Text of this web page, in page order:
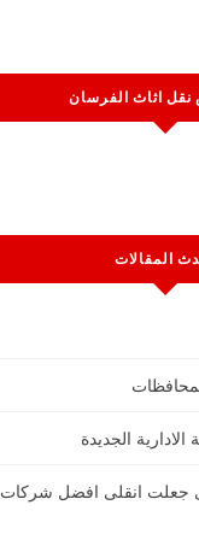
اثاث الفرسان
المقالات
الجديدة
جعلت انقلى افضل شركات